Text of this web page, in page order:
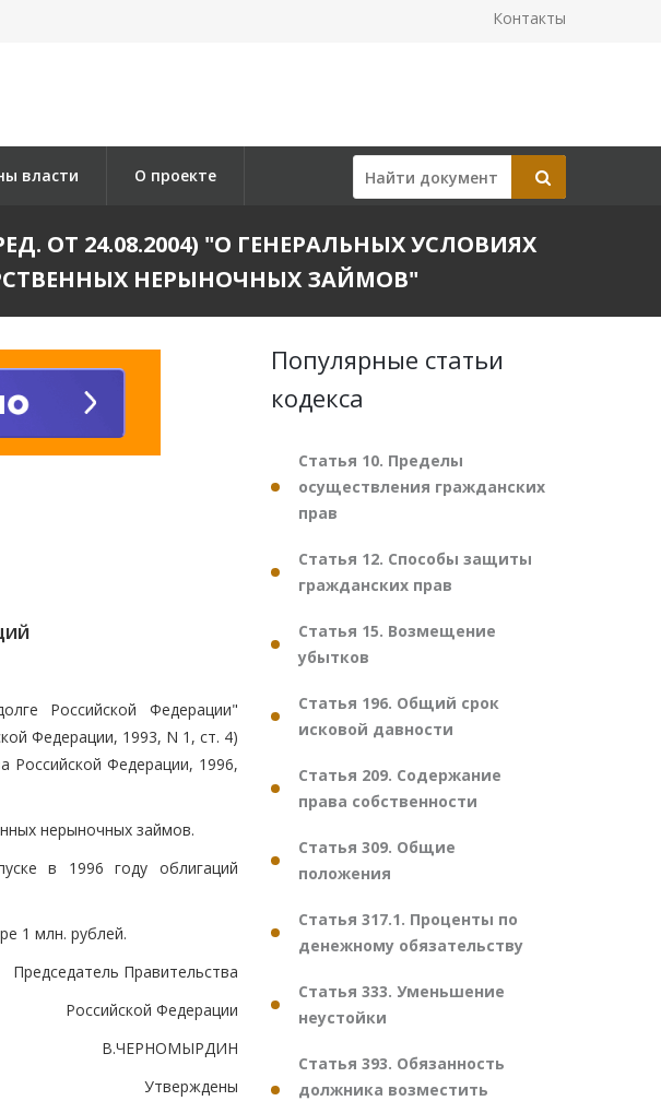
Контакты
власти О проекте
ОТ 24.08.2004) "О ГЕНЕРАЛЬНЫХ УСЛОВИЯХ
НЕРЫНОЧНЫХ ЗАЙМОВ"
Российской Федерации"
Федерации, 1993, N 1, ст. 4)
Федерации, 1996,
нерыночных займов.
в 1996 году облигаций
1 млн. рублей.
Председатель Правительства
Российской Федерации
В.ЧЕРНОМЫРДИН
Утверждены
Популярные статьи
кодекса
Статья 10. Пределы
осуществления гражданских
прав
Статья 12. Способы защиты
гражданских прав
Статья 15. Возмещение
убытков
Статья 196. Общий срок
исковой давности
Статья 209. Содержание
права собственности
Статья 309. Общие
положения
Статья 317.1. Проценты по
денежному обязательству
Статья 333. Уменьшение
неустойки
Статья 393. Обязанность
должника возместить